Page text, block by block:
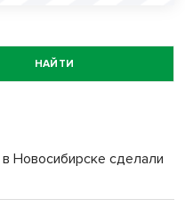
НАЙТИ
Новосибирске сделали